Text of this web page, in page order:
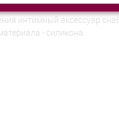
комфортное введение.
интимный аксессуар
- силикона.